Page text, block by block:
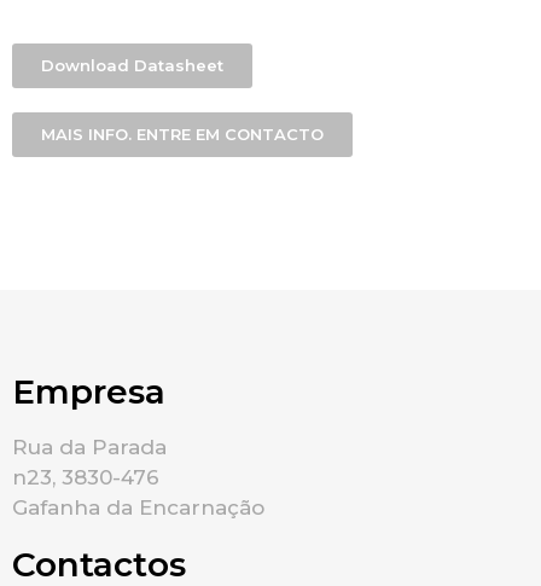
Download Datasheet
MAIS INFO. ENTRE EM CONTACTO
Empresa
Rua da Parada
n23, 3830-476
Gafanha da Encarnação
Contactos